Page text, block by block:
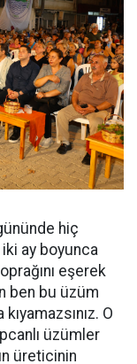
hiç
ay boyunca
eşerek
ben bu üzüm
O
üzümler
üreticinin